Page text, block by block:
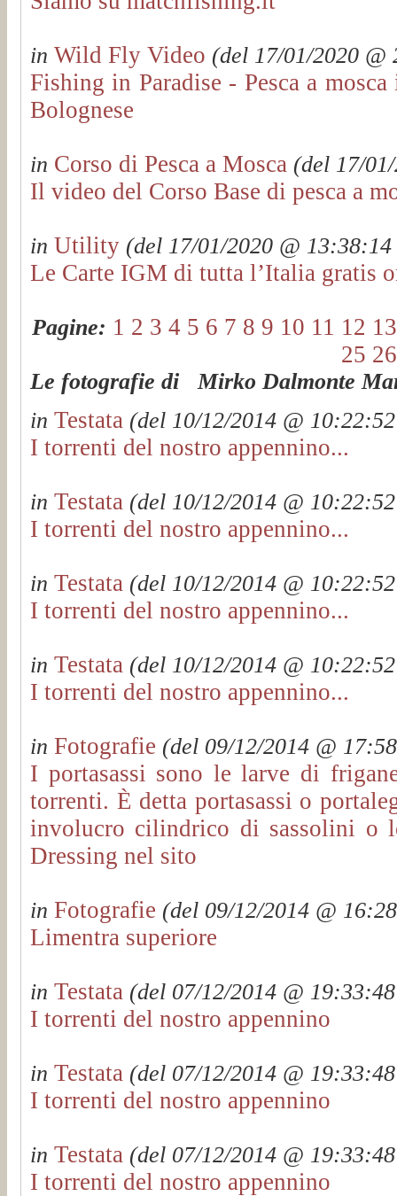
in Wild Fly Video (del 17/01/2020
Fishing in Paradise - Pesca a
Bolognese
in Corso di Pesca a Mosca (del 17/
Il video del Corso Base di pesca a
in Utility (del 17/01/2020 @
Le Carte IGM di tutta l’Italia gratis
Pagine: 1 2 3 4 5 6 7 8 9 10 11 12 13
25 26
Le fotografie di Mirko Dalmonte
in Testata (del 10/12/2014 @
I torrenti del nostro appennino...
in Testata (del 10/12/2014 @
I torrenti del nostro appennino...
in Testata (del 10/12/2014 @
I torrenti del nostro appennino...
in Testata (del 10/12/2014 @
I torrenti del nostro appennino...
in Fotografie (del 09/12/2014 @
I portasassi sono le larve di
torrenti. È detta portasassi o
involucro cilindrico di sassolini o
Dressing nel sito
in Fotografie (del 09/12/2014 @
Limentra superiore
in Testata (del 07/12/2014 @
I torrenti del nostro appennino
in Testata (del 07/12/2014 @
I torrenti del nostro appennino
in Testata (del 07/12/2014 @
I torrenti del nostro appennino